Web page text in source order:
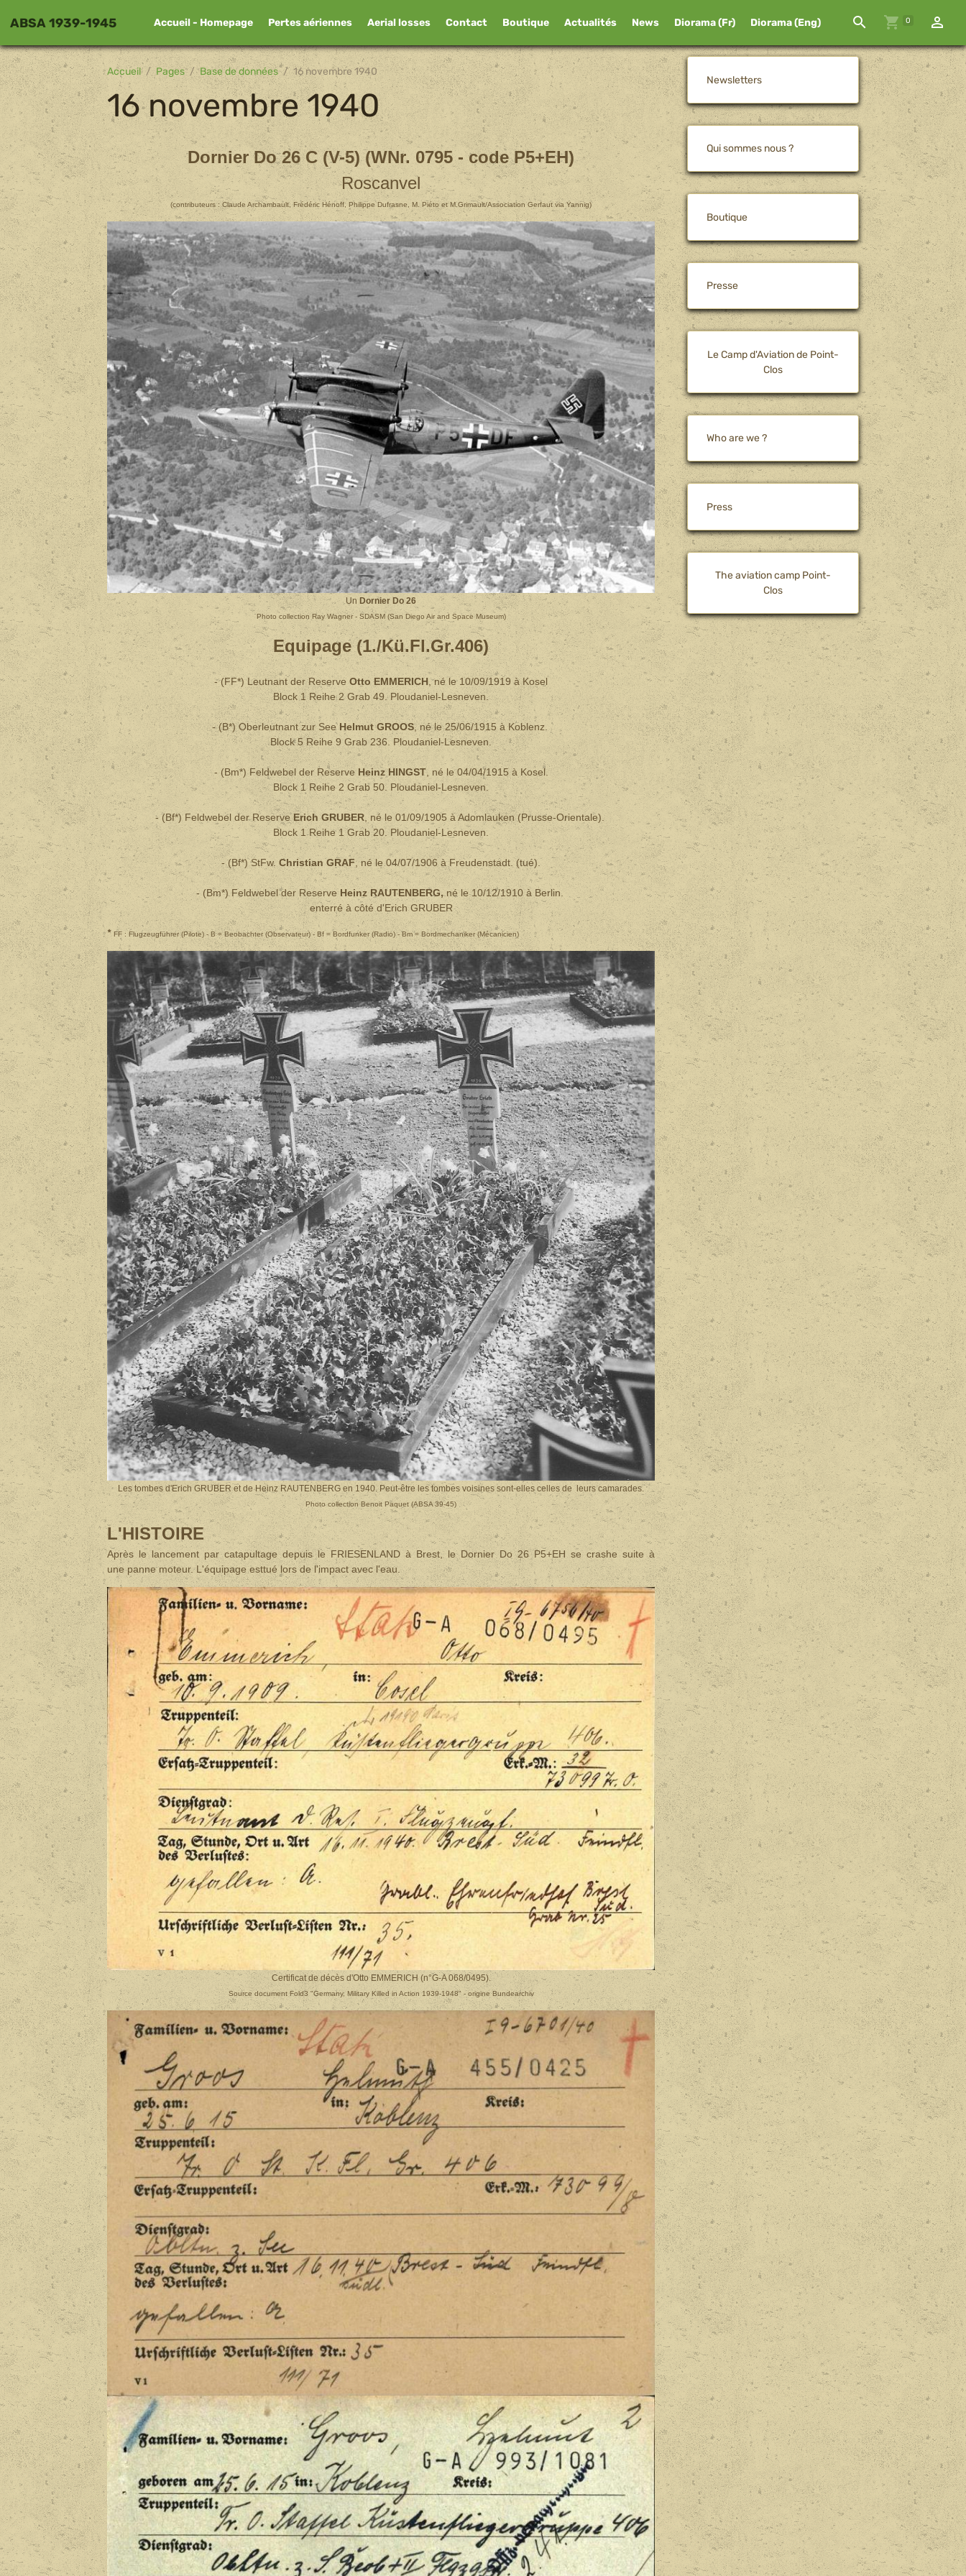
ABSA 1939-1945 Accueil - Homepage Pertes aériennes Aerial losses Contact Boutique Actualités News Diorama (Fr) Diorama (Eng) 0
Accueil Pages Base de données 16 novembre 1940
16 novembre 1940
Dornier Do 26 C (V-5) (WNr. 0795 - code P5+EH)
Roscanvel
(contributeurs : Claude Archambault, Frédéric Hénoff, Philippe Dufrasne, M. Piéto et M.Grimault/Association Gerfaut via Yannig)
Un Dornier Do 26
Photo collection Ray Wagner - SDASM (San Diego Air and Space Museum)
Equipage (1./Kü.Fl.Gr.406)
- (FF*) Leutnant der ReserveOtto EMMERICH, né le 10/09/1919 à Kosel
Block 1 Reihe 2 Grab 49. Ploudaniel-Lesneven.
- (B*) Oberleutnant zur SeeHelmut GROOS, né le 25/06/1915 à Koblenz.
Block 5 Reihe 9 Grab 236. Ploudaniel-Lesneven.
- (Bm*) Feldwebel der Reserve Heinz HINGST, né le 04/04/1915 à Kosel.
Block 1 Reihe 2 Grab 50. Ploudaniel-Lesneven.
- (Bf*) Feldwebel der ReserveErich GRUBER, né le 01/09/1905 à Adomlauken (Prusse-Orientale).
Block 1 Reihe 1 Grab 20. Ploudaniel-Lesneven.
- (Bf*) StFw.Christian GRAF, né le 04/07/1906 à Freudenstadt. (tué).
- (Bm*) Feldwebel der ReserveHeinz RAUTENBERG, né le 10/12/1910 à Berlin.
enterré à côté d'Erich GRUBER
*FF : Flugzeugführer (Pilote) - B = Beobachter (Observateur) - Bf = Bordfunker (Radio) - Bm = Bordmechaniker (Mécanicien)
Les tombes d'Erich GRUBER et de Heinz RAUTENBERG en 1940. Peut-être les tombes voisines sont-elles celles de leurs camarades.
Photo collection Benoit Paquet (ABSA 39-45)
L'HISTOIRE
Après le lancement par catapultage depuis le FRIESENLAND à Brest, le Dornier Do 26 P5+EH se crashe suite à
une panne moteur. L'équipage esttué lors de l'impact avec l'eau.
Certificat de décès d'Otto EMMERICH (n°G-A 068/0495).
Source document Fold3 "Germany, Military Killed in Action 1939-1948" - origine Bundearchiv
Newsletters
Qui sommes nous ?
Boutique
Presse
Le Camp d'Aviation de Point-
Clos
Who are we ?
Press
The aviation camp Point-
Clos